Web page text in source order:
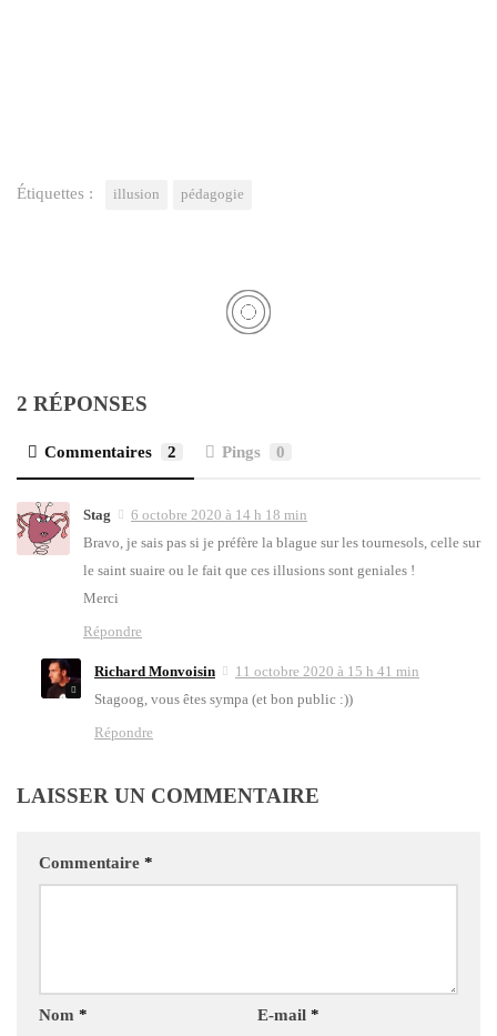
Étiquettes : illusion pédagogie
2 RÉPONSES
Commentaires 2 Pings 0
Stag
6 octobre 2020 à 14 h 18 min
Bra­vo, je sais pas si je pré­fère la blague sur les tour­ne­sols, celle sur
le saint suaire ou le fait que ces illu­sions sont geniales !
Mer­ci
Répondre
Richard Monvoisin
11 octobre 2020 à 15 h 41 min
Sta­goog, vous êtes sym­pa (et bon public :))
Répondre
LAISSER UN COMMENTAIRE
Commentaire *
Nom * E-mail *